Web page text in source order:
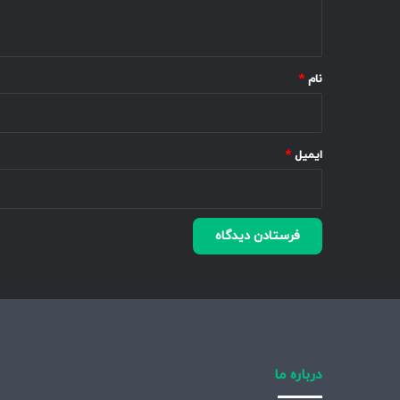
نام *
ایمیل *
درباره ما